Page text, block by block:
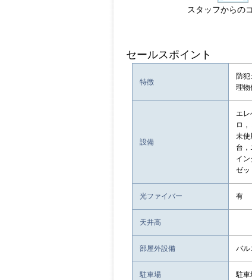
スタッフからの
セールスポイント
特徴
防
理物
設備
エレ
ロ
未使
台
イ
ゼッ
光ファイバー 有
天井高
部屋外設備 バル
駐車場 駐